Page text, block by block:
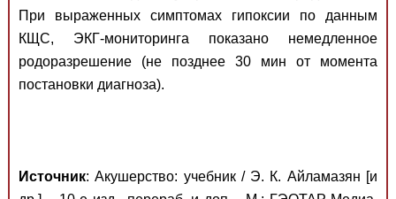
При выраженных симптомах гипоксии по данным
КЩС, ЭКГ-мониторинга показано немедленное
родоразрешение (не позднее 30 мин от момента
постановки диагноза).
Источник: Акушерство: учебник / Э. К. Айламазян [и